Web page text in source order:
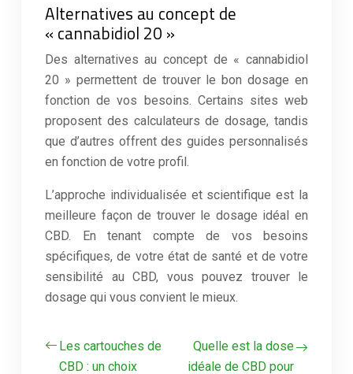
Alternatives au concept de
« cannabidiol 20 »
Des alternatives au concept de « cannabidiol
20 » permettent de trouver le bon dosage en
fonction de vos besoins. Certains sites web
proposent des calculateurs de dosage, tandis
que d’autres offrent des guides personnalisés
en fonction de votre profil.
L’approche individualisée et scientifique est la
meilleure façon de trouver le dosage idéal en
CBD. En tenant compte de vos besoins
spécifiques, de votre état de santé et de votre
sensibilité au CBD, vous pouvez trouver le
dosage qui vous convient le mieux.
Les cartouches de
CBD : un choix
Quelle est la dose
idéale de CBD pour